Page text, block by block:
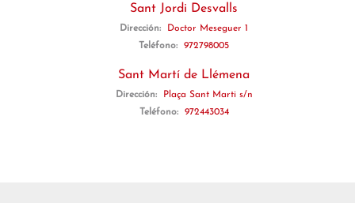
Sant Jordi Desvalls
Dirección:
Doctor Meseguer 1
Teléfono:
972798005
Sant Martí de Llémena
Dirección:
Plaça Sant Marti s/n
Teléfono:
972443034